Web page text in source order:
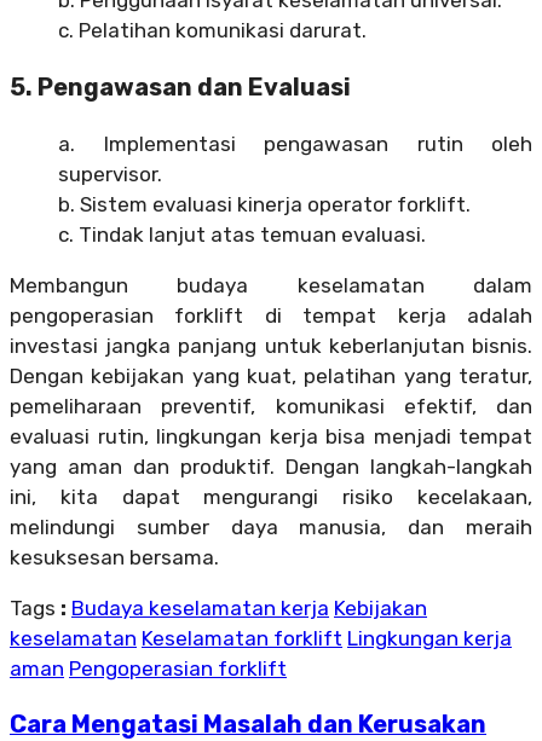
c. Pelatihan komunikasi darurat.
5. Pengawasan dan Evaluasi
a. Implementasi pengawasan rutin oleh
supervisor.
b. Sistem evaluasi kinerja operator forklift.
c. Tindak lanjut atas temuan evaluasi.
Membangun budaya keselamatan dalam
pengoperasian forklift di tempat kerja adalah
investasi jangka panjang untuk keberlanjutan bisnis.
Dengan kebijakan yang kuat, pelatihan yang teratur,
pemeliharaan preventif, komunikasi efektif, dan
evaluasi rutin, lingkungan kerja bisa menjadi tempat
yang aman dan produktif. Dengan langkah-langkah
ini, kita dapat mengurangi risiko kecelakaan,
melindungi sumber daya manusia, dan meraih
kesuksesan bersama.
Tags : Budaya keselamatan kerja Kebijakan
keselamatan Keselamatan forklift Lingkungan kerja
aman Pengoperasian forklift
Cara Mengatasi Masalah dan Kerusakan